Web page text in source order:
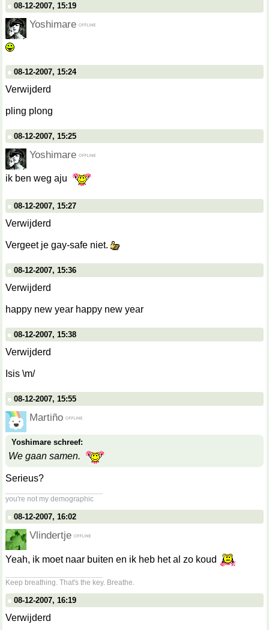
08-12-2007, 15:19
Yoshimare
08-12-2007, 15:24
Verwijderd
pling plong
08-12-2007, 15:25
Yoshimare
ik ben weg aju
08-12-2007, 15:27
Verwijderd
Vergeet je gay-safe niet.
08-12-2007, 15:36
Verwijderd
happy new year happy new year
08-12-2007, 15:38
Verwijderd
Isis \m/
08-12-2007, 15:55
Martiño
Yoshimare schreef:
We gaan samen.
Serieus?
you're not my demographic
08-12-2007, 16:02
Vlindertje
Yeah, ik moet naar buiten en ik heb het al zo koud
Keep breathing. That's the key. Breathe.
08-12-2007, 16:19
Verwijderd